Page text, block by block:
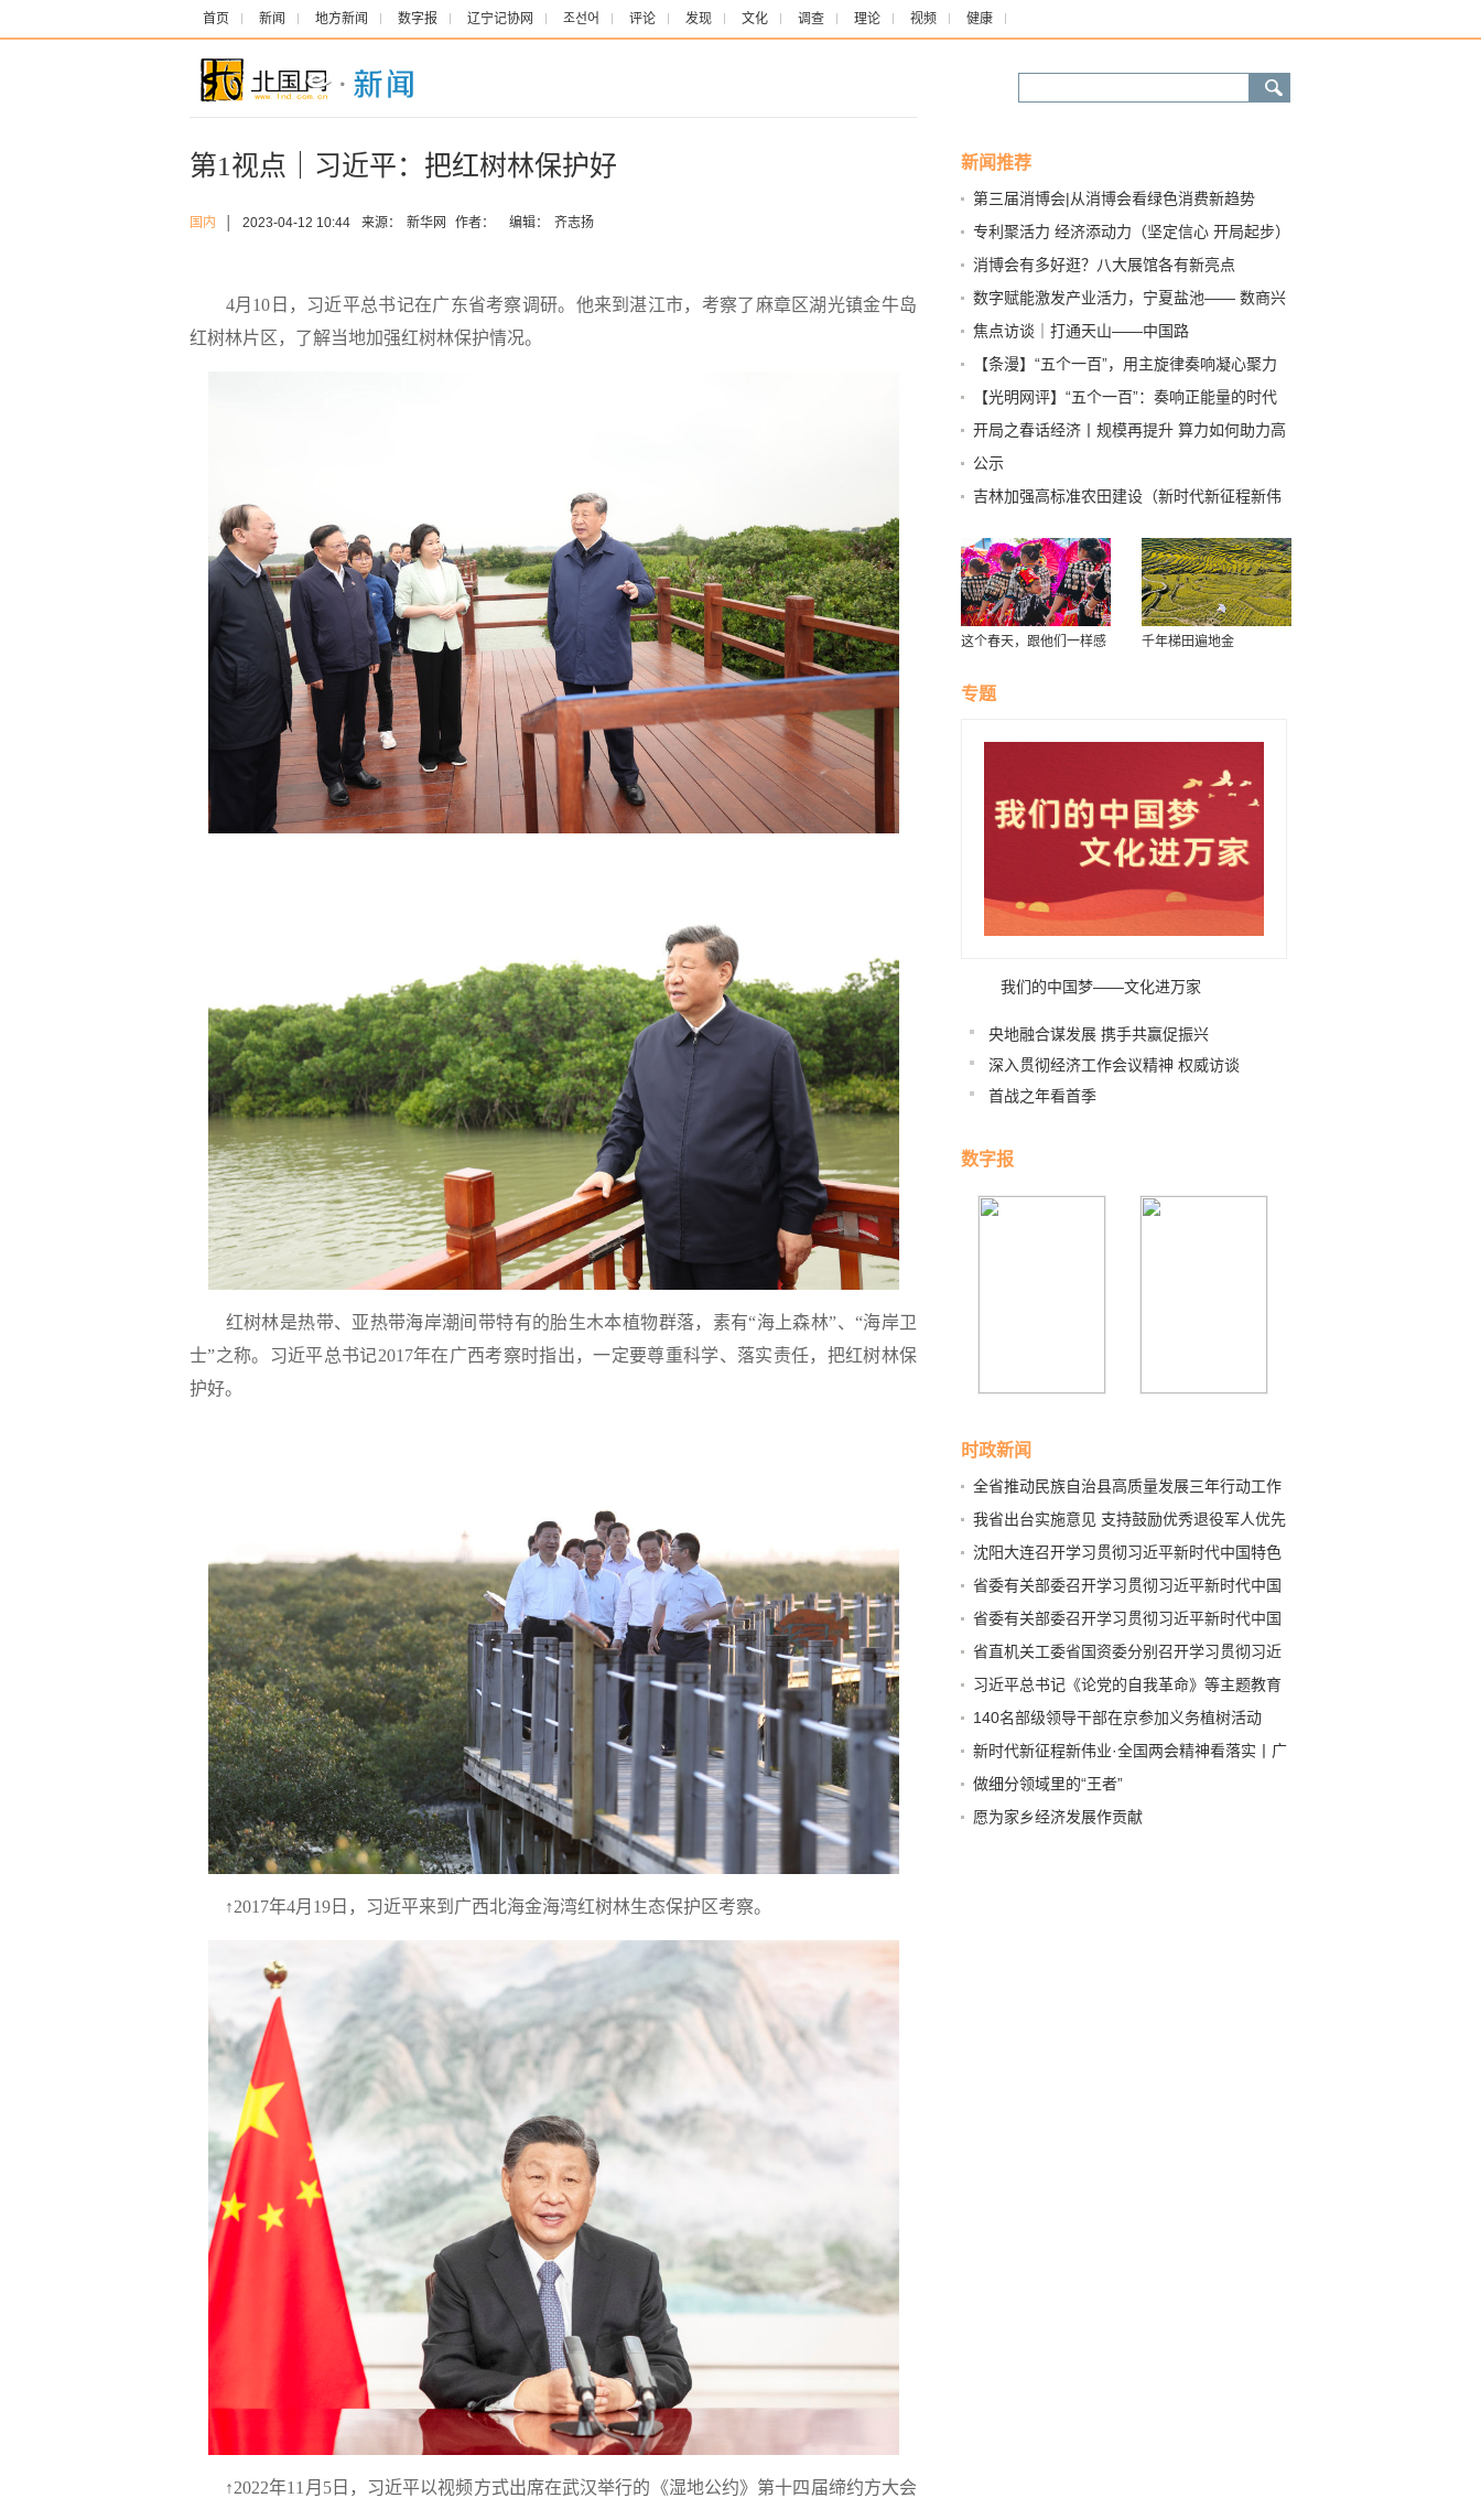
首页 新闻 地方新闻 数字报 辽宁记协网 조선어 评论 发现 文化 调查 理论 视频 健康
第1视点｜习近平：把红树林保护好
国内 2023-04-12 10:44 来源： 新华网 作者： 编辑： 齐志扬
4月10日，习近平总书记在广东省考察调研。他来到湛江市，考察了麻章区湖光镇金牛岛
红树林片区，了解当地加强红树林保护情况。
红树林是热带、亚热带海岸潮间带特有的胎生木本植物群落，素有“海上森林”、“海岸卫
士”之称。习近平总书记2017年在广西考察时指出，一定要尊重科学、落实责任，把红树林保
护好。
↑2017年4月19日，习近平来到广西北海金海湾红树林生态保护区考察。
↑2022年11月5日，习近平以视频方式出席在武汉举行的《湿地公约》第十四届缔约方大会
新闻推荐
第三届消博会|从消博会看绿色消费新趋势
专利聚活力 经济添动力（坚定信心 开局起步）
消博会有多好逛？八大展馆各有新亮点
数字赋能激发产业活力，宁夏盐池—— 数商兴
农助力乡村蝶变（经济新方位·县域经济观察）
焦点访谈｜打通天山——中国路
【条漫】“五个一百”，用主旋律奏响凝心聚力
的奋进号角
【光明网评】“五个一百”：奏响正能量的时代
强音
开局之春话经济丨规模再提升 算力如何助力高
质量发展？
公示
吉林加强高标准农田建设（新时代新征程新伟
这个春天，跟他们一样感
千年梯田遍地金
专题
我们的中国梦——文化进万家
央地融合谋发展 携手共赢促振兴
深入贯彻经济工作会议精神 权威访谈
首战之年看首季
数字报
时政新闻
全省推动民族自治县高质量发展三年行动工作
会议召开
我省出台实施意见 支持鼓励优秀退役军人优先
到中小学任教
沈阳大连召开学习贯彻习近平新时代中国特色
社会主义思想主题教育工作会议
省委有关部委召开学习贯彻习近平新时代中国
特色社会主义思想主题教育工作会议
省委有关部委召开学习贯彻习近平新时代中国
特色社会主义思想主题教育工作会议
省直机关工委省国资委分别召开学习贯彻习近
平新时代中国特色社会主义思想主题教育工作会
习近平总书记《论党的自我革命》等主题教育
学习材料出版发行
140名部级领导干部在京参加义务植树活动
新时代新征程新伟业·全国两会精神看落实丨广
东：促开放、强创新、抓协调 坚定不移推动高质
量发展
做细分领域里的“王者”
愿为家乡经济发展作贡献